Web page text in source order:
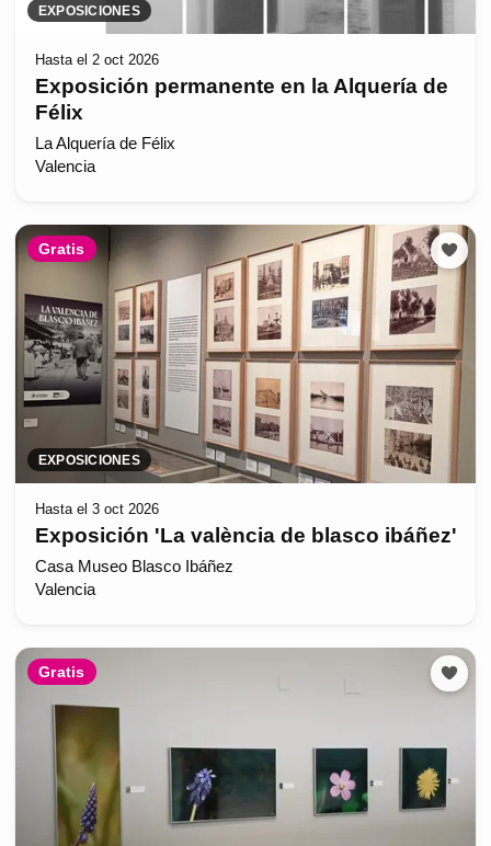
EXPOSICIONES
Hasta el 2 oct 2026
Exposición permanente en la Alquería de
Félix
La Alquería de Félix
Valencia
Gratis
EXPOSICIONES
Hasta el 3 oct 2026
Exposición 'La valència de blasco ibáñez'
Casa Museo Blasco Ibáñez
Valencia
Gratis